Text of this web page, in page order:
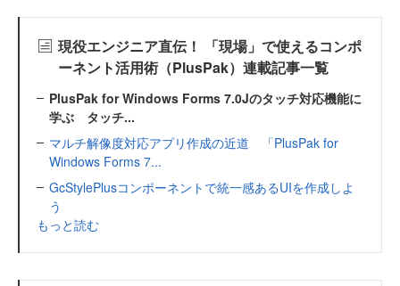
現役エンジニア直伝！ 「現場」で使えるコンポ
ーネント活用術（PlusPak）連載記事一覧
PlusPak for Windows Forms 7.0Jのタッチ対応機能に
学ぶ タッチ...
マルチ解像度対応アプリ作成の近道 「PlusPak for
Windows Forms 7...
GcStylePlusコンポーネントで統一感あるUIを作成しよ
う
もっと読む